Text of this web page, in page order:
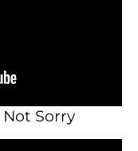
Not Sorry